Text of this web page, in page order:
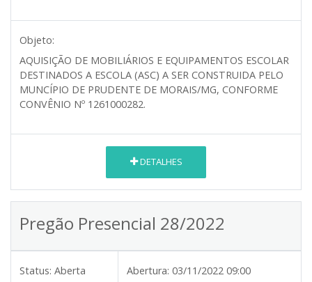
Objeto:
AQUISIÇÃO DE MOBILIÁRIOS E EQUIPAMENTOS ESCOLAR
DESTINADOS A ESCOLA (ASC) A SER CONSTRUIDA PELO
MUNCÍPIO DE PRUDENTE DE MORAIS/MG, CONFORME
CONVÊNIO Nº 1261000282.
DETALHES
Pregão Presencial 28/2022
Status: Aberta Abertura: 03/11/2022 09:00